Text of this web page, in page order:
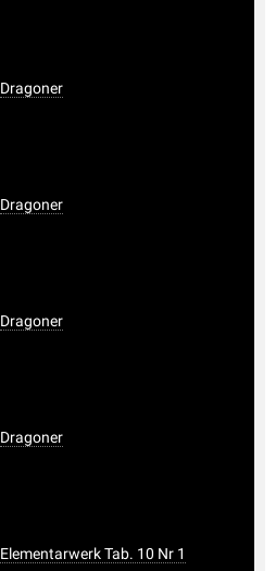
Dragoner
Dragoner
Dragoner
Dragoner
Elementarwerk Tab. 10 Nr 1